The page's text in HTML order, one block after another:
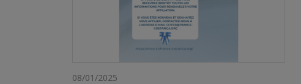
08/01/2025